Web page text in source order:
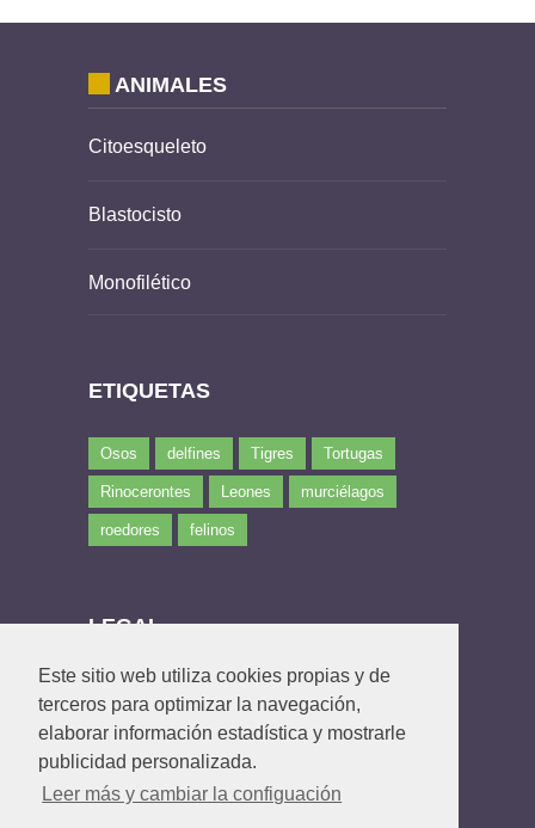
Este sitio web utiliza cookies propias y de
terceros para optimizar la navegación,
elaborar información estadística y mostrarle
publicidad personalizada.
Leer más y cambiar la configuación
ANIMALES
Citoesqueleto
Blastocisto
Monofilético
ETIQUETAS
Osos delfines Tigres Tortugas
Rinocerontes Leones murciélagos
roedores felinos
LEGAL
Política de privacidad
Política de Cookies
Contacto